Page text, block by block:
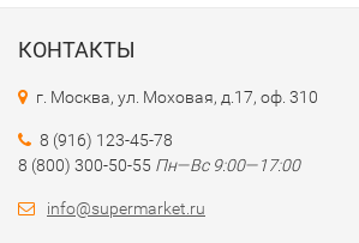
КОНТАКТЫ
г. Москва, ул. Моховая, д.17, оф. 310
8 (916) 123-45-78
8 (800) 300-50-55 Пн—Вс 9:00—17:00
info@supermarket.ru